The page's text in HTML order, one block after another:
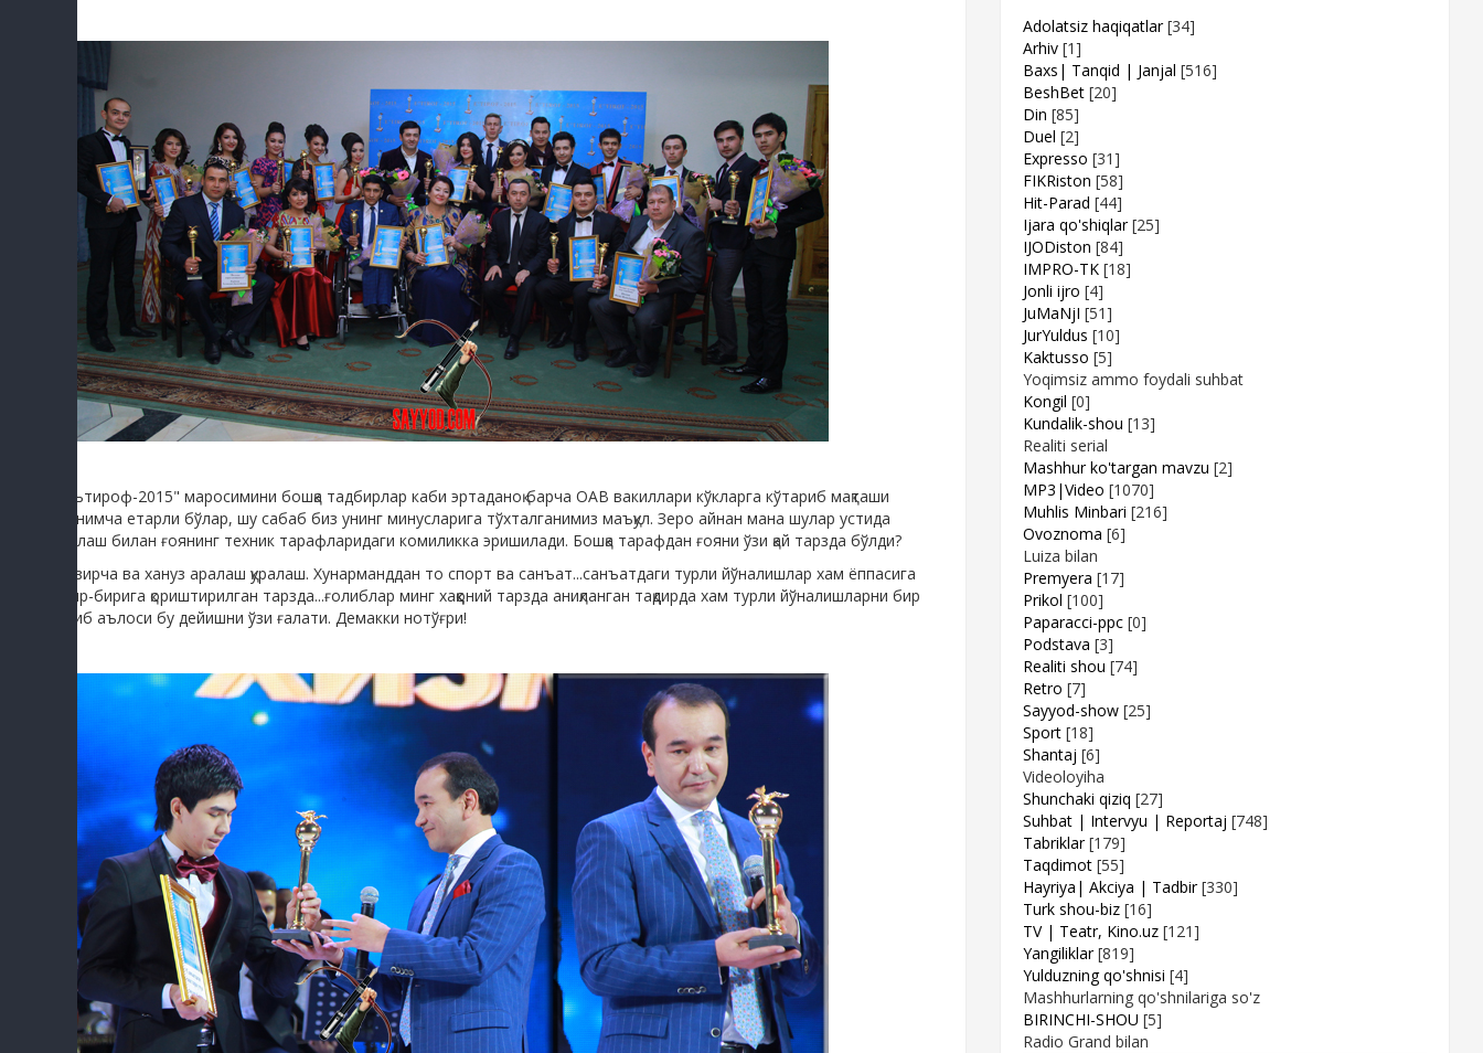
"Эътироф-2015" маросимини бошқа тадбирлар каби эртаданоқ барча ОАВ вакиллари кўкларга кўтариб мақташи
менимча етарли бўлар, шу сабаб биз унинг минусларига тўхталганимиз маъқул. Зеро айнан мана шулар устида
ишлаш билан ғоянинг техник тарафларидаги комиликка эришилади. Бошқа тарафдан ғояни ўзи қай тарзда бўлди?
Хозирча ва хануз аралаш қуралаш. Хунарманддан то спорт ва санъат...санъатдаги турли йўналишлар хам ёппасига
бир-бирига қориштирилган тарзда...ғолиблар минг хаққоний тарзда аниқланган тақдирда хам турли йўналишларни бир
қилиб аълоси бу дейишни ўзи ғалати. Демакки нотўғри!
Adolatsiz haqiqatlar [34]
Arhiv [1]
Baxs| Tanqid | Janjal [516]
BeshBet [20]
Din [85]
Duel [2]
Expresso [31]
FIKRiston [58]
Hit-Parad [44]
Ijara qo'shiqlar [25]
IJODiston [84]
IMPRO-TK [18]
Jonli ijro [4]
JuMaNjI [51]
JurYuldus [10]
Kaktusso [5]
Yoqimsiz ammo foydali suhbat
Kongil [0]
Kundalik-shou [13]
Realiti serial
Mashhur ko'targan mavzu [2]
MP3|Video [1070]
Muhlis Minbari [216]
Ovoznoma [6]
Luiza bilan
Premyera [17]
Prikol [100]
Paparacci-ppc [0]
Podstava [3]
Realiti shou [74]
Retro [7]
Sayyod-show [25]
Sport [18]
Shantaj [6]
Videoloyiha
Shunchaki qiziq [27]
Suhbat | Intervyu | Reportaj [748]
Tabriklar [179]
Taqdimot [55]
Hayriya| Akciya | Tadbir [330]
Turk shou-biz [16]
TV | Teatr, Kino.uz [121]
Yangiliklar [819]
Yulduzning qo'shnisi [4]
Mashhurlarning qo'shnilariga so'z
BIRINCHI-SHOU [5]
Radio Grand bilan